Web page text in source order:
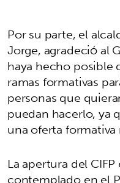
Por su parte, el
Jorge, agradeció al
haya hecho posible
ramas formativas
personas que
puedan hacerlo, ya
una oferta formativa
La apertura del